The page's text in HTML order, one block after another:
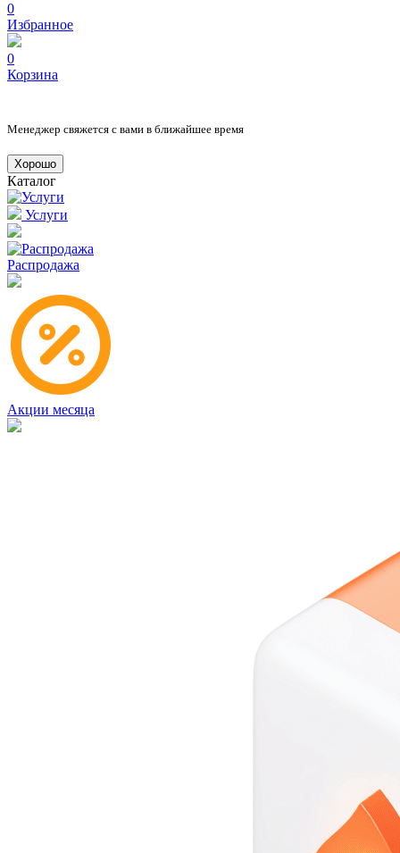
0
Избранное
0
Корзина
Менеджер свяжется с вами в ближайшее время
Хорошо
Каталог
Услуги
Распродажа
Акции месяца